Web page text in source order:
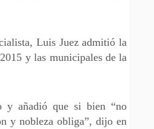
Luis Juez admitió la
y las municipales de la
y añadió que si bien “no
y nobleza obliga”, dijo en